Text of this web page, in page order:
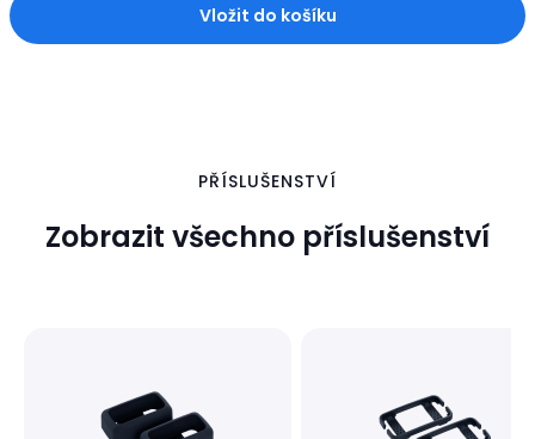
Vložit do košíku
PŘÍSLUŠENSTVÍ
Zobrazit všechno příslušenství